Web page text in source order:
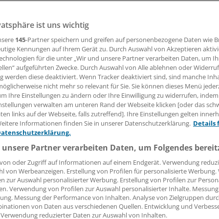
11:24 Uhr
fordern mehr Vorbeugung im Unternehmen,
Fachkräftemangel. "Leider wird zugelassen, dass viele
Berufsleben ausscheiden - aufgrund von Erkrankungen,
vermeidbar gewesen wären", sagte der
Betriebs- und Werksärzte (VDBW), Wolfgang
wie Rückenleiden, Diabetes, Herzinfarkte oder
richtigen Vorsorge vermieden werden - oder den
trotzdem weiter zu arbeiten.
ist uns wichtig
145-Partner speichern und greifen auf personenbezogene Daten wie
Kennungen auf Ihrem Gerät zu. Durch Auswahl von Akzeptieren
für die unter „Wir und unsere Partner verarbeiten Daten, um
aufgeführten Zwecke. Durch Auswahl von Alle ablehnen oder
werden diese deaktiviert. Wenn Tracker deaktiviert sind, sind manche
nicht mehr so relevant für Sie. Sie können dieses Menü
Ihre Einstellungen zu ändern oder Ihre Einwilligung zu widerrufen, indem
verwalten am unteren Rand der Webseite klicken [oder das
links auf der Webseite, falls zutreffend]. Ihre Einstellungen gelten
Informationen finden Sie in unserer Datenschutzerklärung. Details
Partner verarbeiten Daten, um Folgendes
oder Zugriff auf Informationen auf einem Endgerät. Verwendung
von Werbeanzeigen. Erstellung von Profilen für personalisierte
zur Auswahl personalisierter Werbung. Erstellung von Profilen zur
Verwendung von Profilen zur Auswahl personalisierter Inhalte.
Messung der Performance von Inhalten. Analyse von Zielgruppen
von Daten aus verschiedenen Quellen. Entwicklung und
reduzierter Daten zur Auswahl von Inhalten.